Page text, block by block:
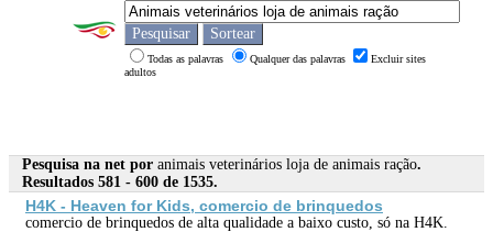
Todas as palavras Qualquer das palavras
Excluir sites
adultos
Pesquisa na net por animais veterinários loja de animais ração.
Resultados 581 - 600 de 1535.
H4K - Heaven for Kids, comercio de brinquedos
comercio de brinquedos de alta qualidade a baixo custo, só na H4K.